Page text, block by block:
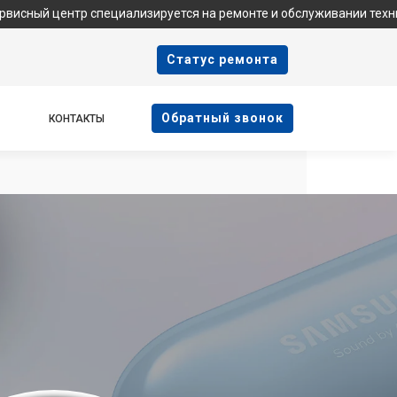
на ремонте и обслуживании техники
Cтатус ремонта
КОНТАКТЫ Oбратный звонок